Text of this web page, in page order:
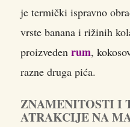
je termički ispravno
vrste banana i rižinih
proizveden rum,
razne druga pića.
ZNAMENITOSTI I
ATRAKCIJE NA